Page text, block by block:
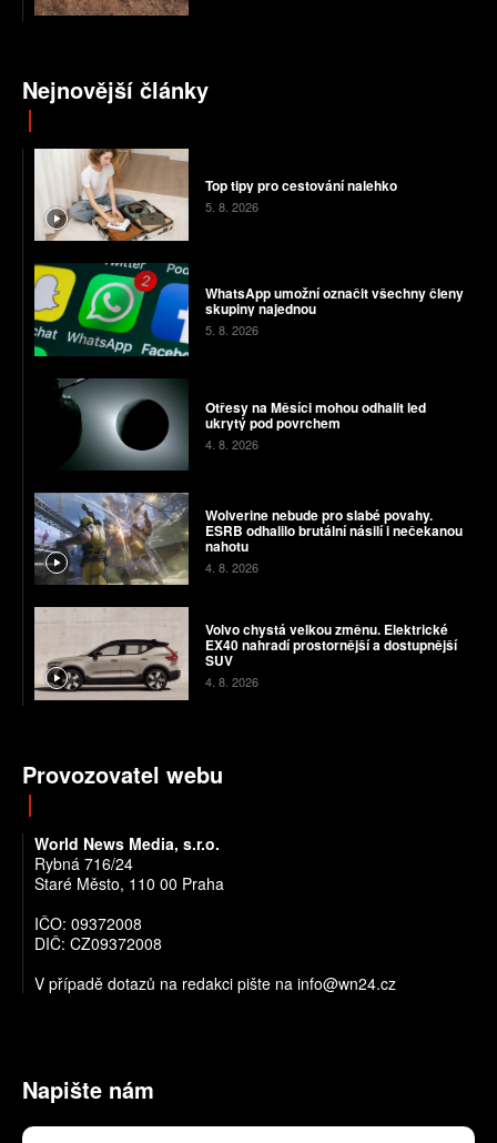
Nejnovější články
Top tipy pro cestování nalehko
5. 8. 2026
WhatsApp umožní označit všechny členy
skupiny najednou
5. 8. 2026
Otřesy na Měsíci mohou odhalit led
ukrytý pod povrchem
4. 8. 2026
Wolverine nebude pro slabé povahy.
ESRB odhalilo brutální násilí i nečekanou
nahotu
4. 8. 2026
Volvo chystá velkou změnu. Elektrické
EX40 nahradí prostornější a dostupnější
SUV
4. 8. 2026
Provozovatel webu
World News Media, s.r.o.
Rybná 716/24
Staré Město, 110 00 Praha
IČO: 09372008
DIČ: CZ09372008
V případě dotazů na redakci pište na info@wn24.cz
Napište nám